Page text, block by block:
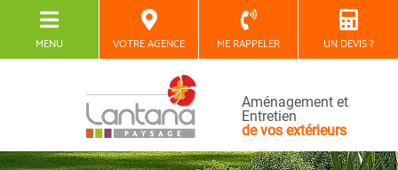
MENU VOTRE AGENCE ME RAPPELER UN DEVIS ?
Aménagement et
Entretien
de vos extérieurs